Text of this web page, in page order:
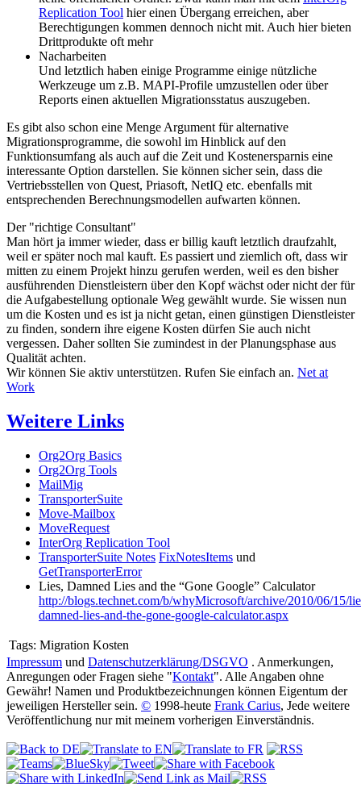
Replication Tool hier einen Übergang erreichen, aber
Berechtigungen kommen dennoch nicht mit. Auch hier bieten
Drittprodukte oft mehr
Nacharbeiten
Und letztlich haben einige Programme einige nützliche
Werkzeuge um z.B. MAPI-Profile umzustellen oder über
Reports einen aktuellen Migrationsstatus auszugeben.
Es gibt also schon eine Menge Argument für alternative
Migrationsprogramme, die sowohl im Hinblick auf den
Funktionsumfang als auch auf die Zeit und Kostenersparnis eine
interessante Option darstellen. Sie können sicher sein, dass die
Vertriebsstellen von Quest, Priasoft, NetIQ etc. ebenfalls mit
entsprechenden Berechnungsmodellen aufwarten können.
Der "richtige Consultant"
Man hört ja immer wieder, dass er billig kauft letztlich draufzahlt,
weil er später noch mal kauft. Es passiert und ziemlich oft, dass wir
mitten zu einem Projekt hinzu gerufen werden, weil es den bisher
ausführenden Dienstleistern über den Kopf wächst oder nicht der für
die Aufgabestellung optionale Weg gewählt wurde. Sie wissen nun
um die Kosten und es ist ja nicht getan, einen günstigen Dienstleister
zu finden, sondern ihre eigene Kosten dürfen Sie auch nicht
vergessen. Daher sollten Sie zumindest in der Planungsphase aus
Qualität achten.
Wir können Sie aktiv unterstützen. Rufen Sie einfach an. Net at
Work
Weitere Links
Org2Org Basics
Org2Org Tools
MailMig
TransporterSuite
Move-Mailbox
MoveRequest
InterOrg Replication Tool
TransporterSuite Notes FixNotesItems und
GetTransporterError
Lies, Damned Lies and the “Gone Google” Calculator
http://blogs.technet.com/b/whyMicrosoft/archive/2010/06/15/
damned-lies-and-the-gone-google-calculator.aspx
Tags: Migration Kosten
Impressum und Datenschutzerklärung/DSGVO . Anmerkungen,
Anregungen oder Fragen siehe "Kontakt". Alle Angaben ohne
Gewähr! Namen und Produktbezeichnungen können Eigentum der
jeweiligen Hersteller sein. © 1998-heute Frank Carius, Jede weitere
Veröffentlichung nur mit meinem vorherigen Einverständnis.